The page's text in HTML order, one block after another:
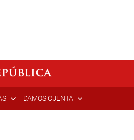
DAMOS CUENTA